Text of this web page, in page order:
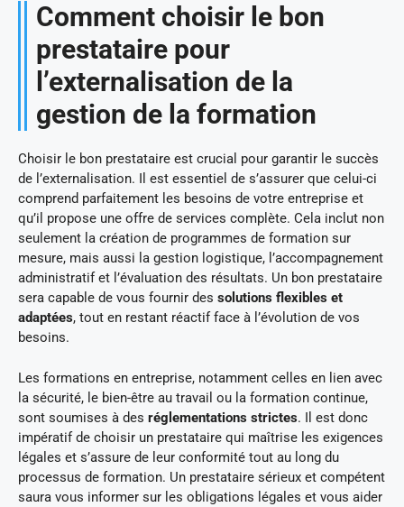
Comment choisir le bon
prestataire pour
l’externalisation de la
gestion de la formation
Choisir le bon prestataire est crucial pour garantir le succès
de l’externalisation. Il est essentiel de s’assurer que celui-ci
comprend parfaitement les besoins de votre entreprise et
qu’il propose une offre de services complète. Cela inclut non
seulement la création de programmes de formation sur
mesure, mais aussi la gestion logistique, l’accompagnement
administratif et l’évaluation des résultats. Un bon prestataire
sera capable de vous fournir des solutions flexibles et
adaptées, tout en restant réactif face à l’évolution de vos
besoins.
Les formations en entreprise, notamment celles en lien avec
la sécurité, le bien-être au travail ou la formation continue,
sont soumises à des réglementations strictes. Il est donc
impératif de choisir un prestataire qui maîtrise les exigences
légales et s’assure de leur conformité tout au long du
processus de formation. Un prestataire sérieux et compétent
saura vous informer sur les obligations légales et vous aider